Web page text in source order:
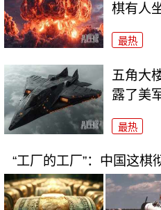
棋有人
最热
五角大
露了美
最热
“工厂的工厂”：中国这棋